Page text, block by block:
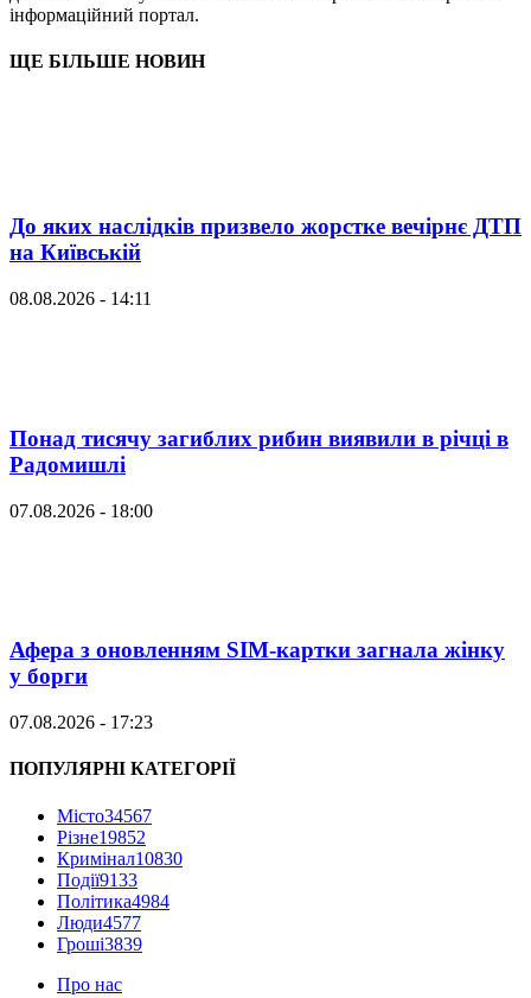
інформаційний портал.
ЩЕ БІЛЬШЕ НОВИН
До яких наслідків призвело жорстке вечірнє ДТП
на Київській
08.08.2026 - 14:11
Понад тисячу загиблих рибин виявили в річці в
Радомишлі
07.08.2026 - 18:00
Афера з оновленням SIM-картки загнала жінку
у борги
07.08.2026 - 17:23
ПОПУЛЯРНІ КАТЕГОРІЇ
Місто34567
Різне19852
Кримінал10830
Події9133
Політика4984
Люди4577
Гроші3839
Про нас